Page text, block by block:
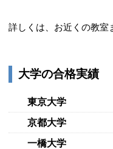
詳しくは、お近くの教室
大学の合格実績
東京大学
京都大学
一橋大学